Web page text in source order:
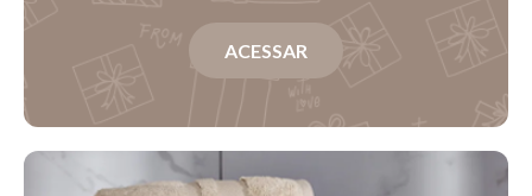
ACESSAR